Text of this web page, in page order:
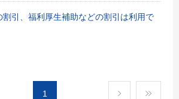
割引、福利厚生補助などの割引は利用で
1